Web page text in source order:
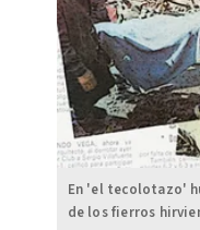
En 'el tecolotazo'
de los fierros